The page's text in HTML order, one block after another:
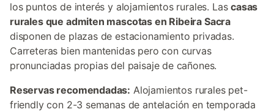
los puntos de interés y alojamientos rurales. Lascasas
rurales que admiten mascotas en Ribeira Sacra
disponen de plazas de estacionamiento privadas.
Carreteras bien mantenidas pero con curvas
pronunciadas propias del paisaje de cañones.
Reservas recomendadas: Alojamientos rurales pet-
friendly con 2-3 semanas de antelación en temporada